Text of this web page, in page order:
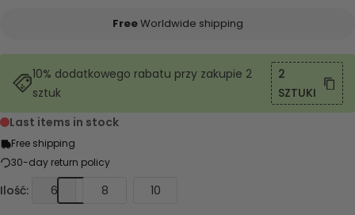
FreeWorldwide shipping
10% dodatkowego rabatu przy zakupie 2
sztuk
2
SZTUKI
Last items in stock
Free shipping
30-day return policy
Ilość: 6 8 10